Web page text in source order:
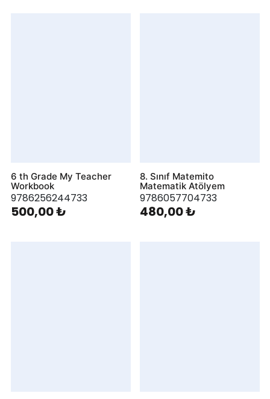
6 th Grade My Teacher
Workbook
9786256244733
500,00 ₺
8. Sınıf Matemito
Matematik Atölyem
9786057704733
480,00 ₺